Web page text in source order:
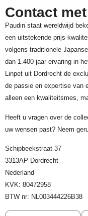
Contact
Paudin staat wereldwijd
een uitstekende prijs-
volgens traditionele
dan 1.400 jaar ervaring in
Linpet uit Dordrecht de
de passie en expertise van
alleen een kwaliteitsmes,
Heeft u vragen over de
uw wensen past? Neem
Schipbeekstraat 37
3313AP Dordrecht
Nederland
KVK: 80472958
BTW nr: NL003444226B38